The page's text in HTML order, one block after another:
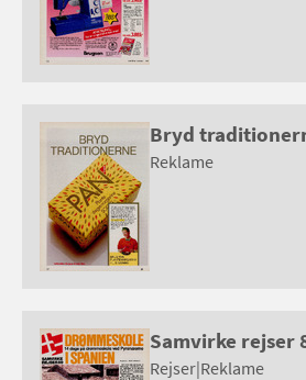
Bryd
Reklame
Samvirke rejser
Rejser|Reklame